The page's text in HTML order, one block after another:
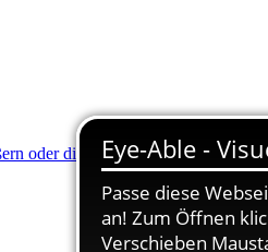
oder die Minus (-) Taste zum